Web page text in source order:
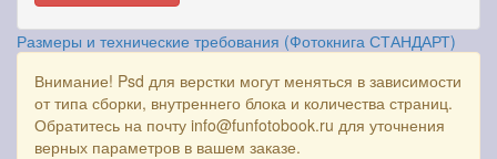
Размеры и технические требования (Фотокнига СТАНДАРТ)
Внимание! Psd для верстки могут меняться в зависимости
от типа сборки, внутреннего блока и количества страниц.
Обратитесь на почту info@funfotobook.ru для уточнения
верных параметров в вашем заказе.